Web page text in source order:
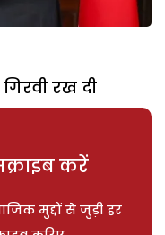
रख दी
करें
मुद्दों से जुड़ी हर